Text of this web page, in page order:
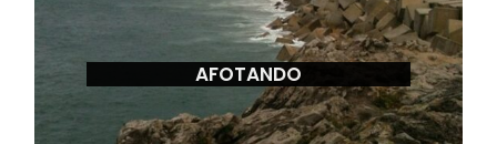
AFOTANDO